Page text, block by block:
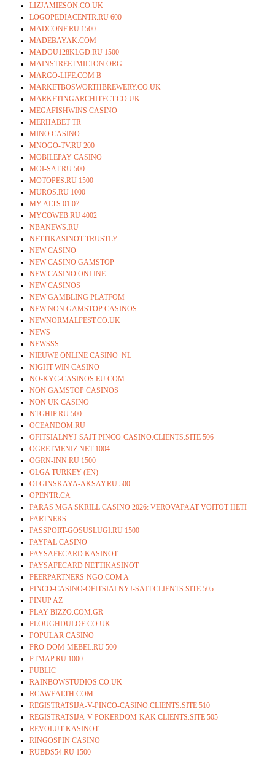
LIZJAMIESON.CO.UK
LOGOPEDIACENTR.RU 600
MADCONF.RU 1500
MADEBAYAK.COM
MADOU128KLGD.RU 1500
MAINSTREETMILTON.ORG
MARGO-LIFE.COM B
MARKETBOSWORTHBREWERY.CO.UK
MARKETINGARCHITECT.CO.UK
MEGAFISHWINS CASINO
MERHABET TR
MINO CASINO
MNOGO-TV.RU 200
MOBILEPAY CASINO
MOI-SAT.RU 500
MOTOPES.RU 1500
MUROS.RU 1000
MY ALTS 01.07
MYCOWEB.RU 4002
NBANEWS.RU
NETTIKASINOT TRUSTLY
NEW CASINO
NEW CASINO GAMSTOP
NEW CASINO ONLINE
NEW CASINOS
NEW GAMBLING PLATFOM
NEW NON GAMSTOP CASINOS
NEWNORMALFEST.CO.UK
NEWS
NEWSSS
NIEUWE ONLINE CASINO_NL
NIGHT WIN CASINO
NO-KYC-CASINOS.EU.COM
NON GAMSTOP CASINOS
NON UK CASINO
NTGHIP.RU 500
OCEANDOM.RU
OFITSIALNYJ-SAJT-PINCO-CASINO.CLIENTS.SITE 506
OGRETMENIZ.NET 1004
OGRN-INN.RU 1500
OLGA TURKEY (EN)
OLGINSKAYA-AKSAY.RU 500
OPENTR.CA
PARAS MGA SKRILL CASINO 2026: VEROVAPAAT VOITOT HETI
PARTNERS
PASSPORT-GOSUSLUGI.RU 1500
PAYPAL CASINO
PAYSAFECARD KASINOT
PAYSAFECARD NETTIKASINOT
PEERPARTNERS-NGO.COM A
PINCO-CASINO-OFITSIALNYJ-SAJT.CLIENTS.SITE 505
PINUP AZ
PLAY-BIZZO.COM.GR
PLOUGHDULOE.CO.UK
POPULAR CASINO
PRO-DOM-MEBEL.RU 500
PTMAP.RU 1000
PUBLIC
RAINBOWSTUDIOS.CO.UK
RCAWEALTH.COM
REGISTRATSIJA-V-PINCO-CASINO.CLIENTS.SITE 510
REGISTRATSIJA-V-POKERDOM-KAK.CLIENTS.SITE 505
REVOLUT KASINOT
RINGOSPIN CASINO
RUBDS54.RU 1500